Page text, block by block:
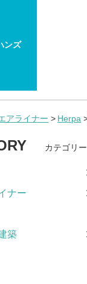
ンズ
アライナー Herpa
カテゴリー
ナー
築